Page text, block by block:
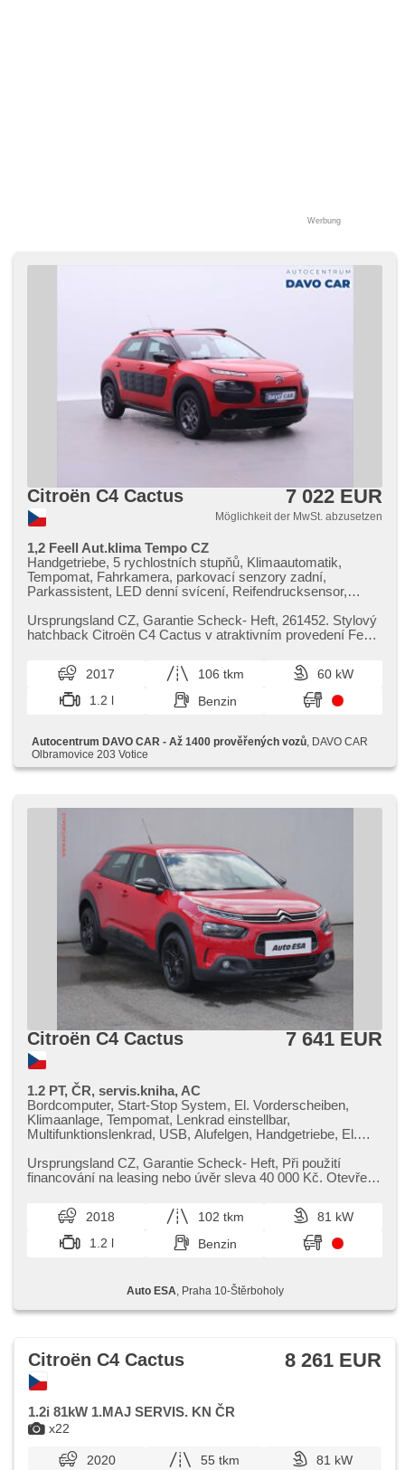
Werbung
Citroën C4 Cactus 7 022 EUR
Möglichkeit der MwSt. abzusetzen
1,2 Feell Aut.klima Tempo CZ
Handgetriebe, 5 rychlostních stupňů, Klimaautomatik,
Tempomat, Fahrkamera, parkovací senzory zadní,
Parkassistent, LED denní svícení, Reifendrucksensor,
Rücksitzbank, digitální přístrojový štít, Bluetooth, hands
free, USB, AUX, Elektronisches Stabilitätsprogramm (ESP),
Beifahrerairbagdeaktivierung, Multifunktionslenkrad, Lenkrad
einstellbar, Bordcomputer, dotykové ovládání palubního
počítače, isofix, El. Vorderscheiben, Getönte Scheiben, El.
Spiegel, Zentralverriegelung, Zentralverriegelung mit
Servolenkung, Scheibenwischersensor, Lichtsensor,
Heckscheibenwischer, Außenthermometer, erfüllt 'EURO VI'
Ursprungsland CZ,​ Garantie Scheck​- Heft,​ 261452. Stylový
hatchback Citroën C4 Cactus v atraktivním provedení Feel
2017 106 tkm
60 kW
1.2 l
Benzin
Autocentrum DAVO CAR - Až 1400 prověřených vozů , DAVO CAR
Olbramovice 203 Votice
Citroën C4 Cactus 7 641 EUR
1.2 PT, ČR, servis.kniha, AC
Bordcomputer, Start-Stop System, El. Vorderscheiben,
Klimaanlage, Tempomat, Lenkrad einstellbar,
Multifunktionslenkrad, USB, Alufelgen, Handgetriebe, El.
Funkfernbedienung, Scheibenwischersensor,
Nebelscheinwerfer, täglich Leuchten, ABS,
isofix, samostmívací zrcátka, Beifahrerairbagdeaktivierung,
Wegfahrsperre, 4x Airbag, Lichtsensor
Ursprungsland CZ,​ Garantie Scheck​- Heft,​ Při použití
financování na leasing nebo úvěr sleva 40 000 Kč. Otevřeno
2018 102 tkm
81 kW
1.2 l
Benzin
Auto ESA , Praha 10-Štěrboholy
x22
Citroën C4 Cactus 8 261 EUR
1.2i 81kW 1.MAJ SERVIS. KN ČR
2020 55 tkm
81 kW